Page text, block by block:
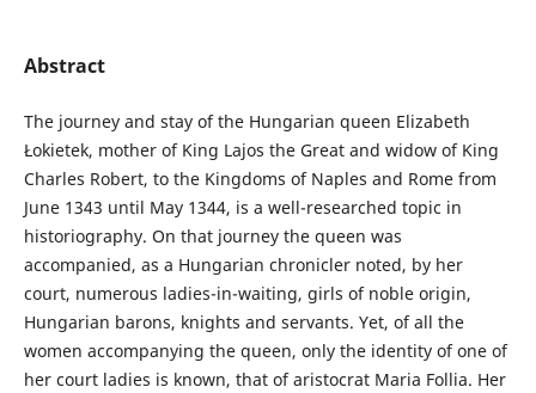
Abstract
The journey and stay of the Hungarian queen Elizabeth
Łokietek, mother of King Lajos the Great and widow of King
Charles Robert, to the Kingdoms of Naples and Rome from
June 1343 until May 1344, is a well-researched topic in
historiography. On that journey the queen was
accompanied, as a Hungarian chronicler noted, by her
court, numerous ladies-in-waiting, girls of noble origin,
Hungarian barons, knights and servants. Yet, of all the
women accompanying the queen, only the identity of one of
her court ladies is known, that of aristocrat Maria Follia. Her